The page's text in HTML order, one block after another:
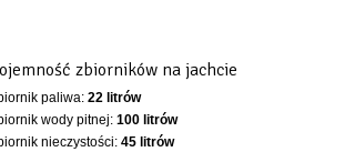
zbiorników na jachcie
paliwa: 22 litrów
wody pitnej: 100 litrów
nieczystości: 45 litrów